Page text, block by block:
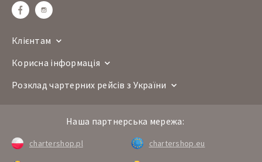
Клієнтам
Корисна інформація
Розклад чартерних рейсів з України
Наша партнерська мережа:
chartershop.pl chartershop.eu